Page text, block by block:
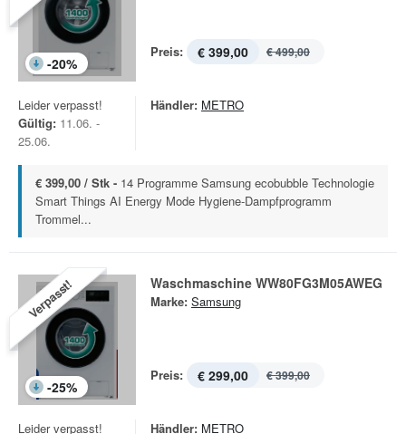
-20%
Preis: € 399,00 € 499,00
Leider verpasst!
Gültig: 11.06. -
25.06.
Händler: METRO
€ 399,00 / Stk - 14 Programme Samsung ecobubble Technologie
Smart Things AI Energy Mode Hygiene-Dampfprogramm
Trommel...
Verpasst!
-25%
Waschmaschine WW80FG3M05AWEG
Marke: Samsung
Preis: € 299,00 € 399,00
Leider verpasst!
Händler: METRO